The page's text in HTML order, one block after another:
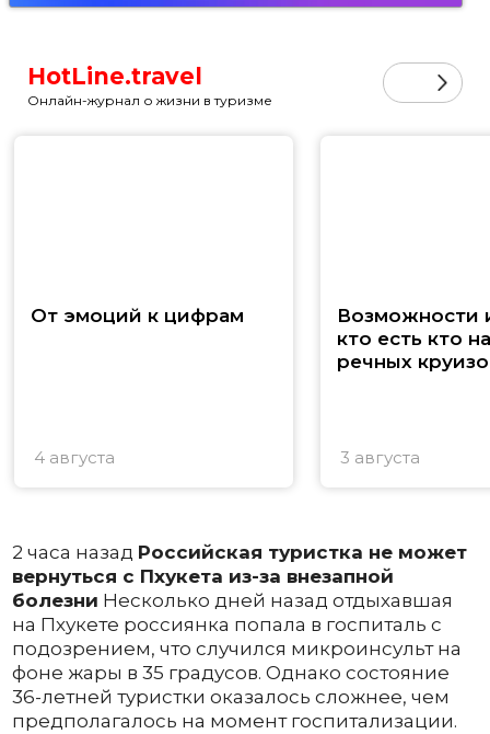
HotLine.travel
Онлайн-журнал о жизни в туризме
От эмоций к цифрам
4 августа
Возможности
кто есть кто
речных
3 августа
2 часа назад Российская туристка не может
вернуться с Пхукета из-за внезапной
болезни Несколько дней назад отдыхавшая
на Пхукете россиянка попала в госпиталь с
подозрением, что случился микроинсульт на
фоне жары в 35 градусов. Однако состояние
36-летней туристки оказалось сложнее, чем
предполагалось на момент госпитализации.